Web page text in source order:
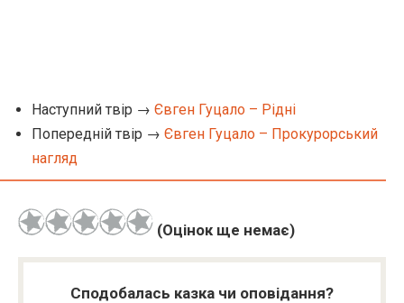
Наступний твір → Євген Гуцало – Рідні
Попередній твір → Євген Гуцало – Прокурорський
нагляд
(Оцінок ще немає)
Сподобалась казка чи оповідання?